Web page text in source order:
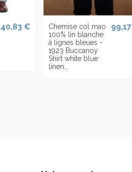
€
Chemise col mao
100% lin blanche
à lignes bleues -
1923 Buccanoy
Shirt white blue
linen...